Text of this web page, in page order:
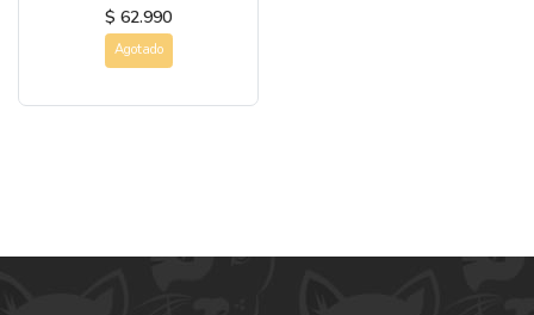
$ 62.990
Agotado